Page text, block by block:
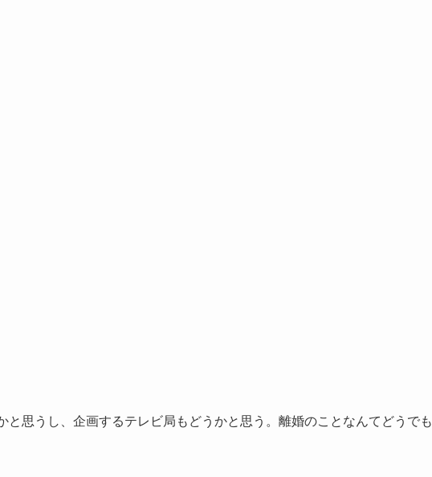
と思うし、企画するテレビ局もどうかと思う。離婚のことなんてどうでも